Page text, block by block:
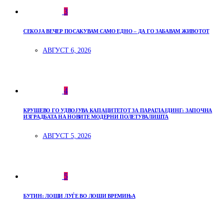
3
СЕКОЈА ВЕЧЕР ПОСАКУВАМ САМО ЕДНО – ДА ГО ЗАБАВАМ ЖИВОТОТ
АВГУСТ 6, 2026
4
КРУШЕВО ГО УДВОЈУВА КАПАЦИТЕТОТ ЗА ПАРАГЛАЈДИНГ: ЗАПОЧНА
ИЗГРАДБАТА НА НОВИТЕ МОДЕРНИ ПОЛЕТУВАЛИШТА
АВГУСТ 5, 2026
5
БУТИН: ЛОШИ ЛУЃЕ ВО ЛОШИ ВРЕМИЊА